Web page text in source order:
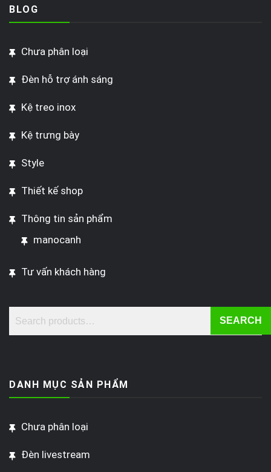
BLOG
Chưa phân loại
Đèn hỗ trợ ánh sáng
Kệ treo inox
Kệ trưng bày
Style
Thiết kế shop
Thông tin sản phẩm
manocanh
Tư vấn khách hàng
SEARCH
DANH MỤC SẢN PHẨM
Chưa phân loại
Đèn livestream